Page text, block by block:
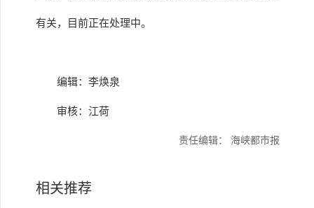
有关，目前正在处理中。
编辑：李焕泉
审核：江荷
责任编辑： 海峡都市报
相关推荐